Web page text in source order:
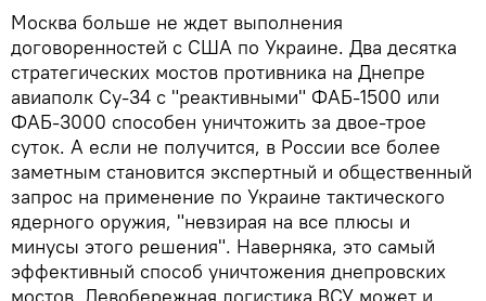
Москва больше не ждет выполнения
договоренностей с США по Украине. Два десятка
стратегических мостов противника на Днепре
авиаполк Су-34 с "реактивными" ФАБ-1500 или
ФАБ-3000 способен уничтожить за двое-трое
суток. А если не получится, в России все более
заметным становится экспертный и общественный
запрос на применение по Украине тактического
ядерного оружия, "невзирая на все плюсы и
минусы этого решения". Наверняка, это самый
эффективный способ уничтожения днепровских
мостов. Левобережная логистика ВСУ может и